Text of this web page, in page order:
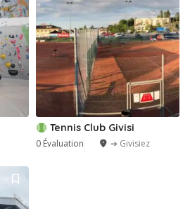
Tennis Club Givisi
0 Évaluation ➔ Givisiez